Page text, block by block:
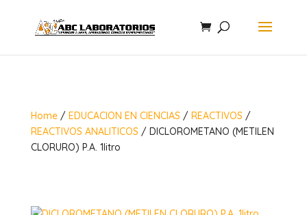
Home/ EDUCACION EN CIENCIAS/ REACTIVOS/
REACTIVOS ANALITICOS/ DICLOROMETANO (METILEN
CLORURO) P.A. 1litro